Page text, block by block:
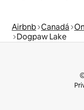
Airbnb Canadá
Dogpaw Lake